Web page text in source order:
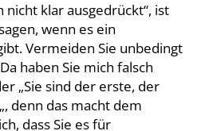
nicht klar ausgedrückt“, ist
wenn es ein
Vermeiden Sie unbedingt
haben Sie mich falsch
„Sie sind der erste, der
denn das macht dem
dass Sie es für